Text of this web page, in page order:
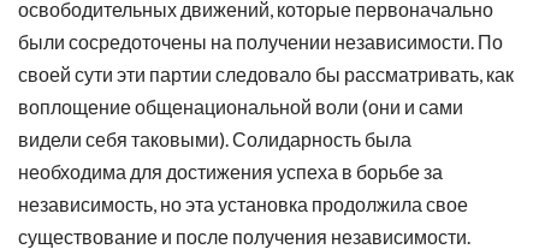
освободительных движений, которые первоначально
были сосредоточены на получении независимости. По
своей сути эти партии следовало бы рассматривать, как
воплощение общенациональной воли (они и сами
видели себя таковыми). Солидарность была
необходима для достижения успеха в борьбе за
независимость, но эта установка продолжила свое
существование и после получения независимости.